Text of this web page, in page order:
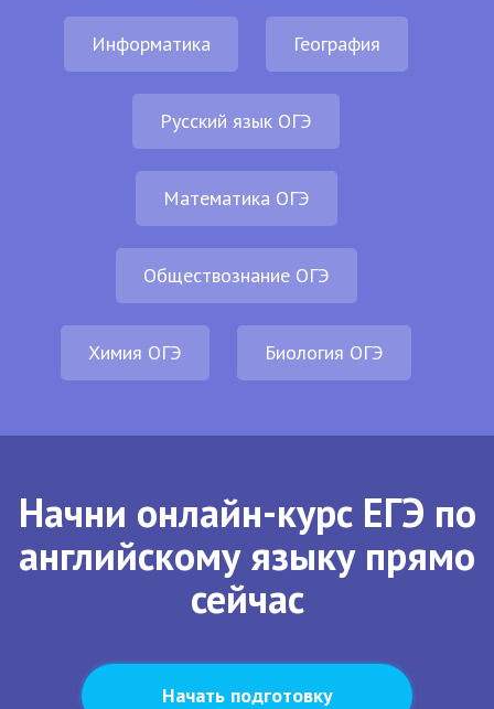
Информатика География
Русский язык ОГЭ
Математика ОГЭ
Обществознание ОГЭ
Химия ОГЭ Биология ОГЭ
Начни онлайн-курс ЕГЭ по
английскому языку прямо
сейчас
Начать подготовку